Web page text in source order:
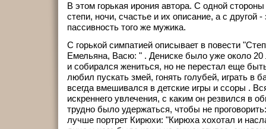
В этом горькая ирония автора. С одной стороны
степи, ночи, счастье и их описание, а с другой -
пассивность того же мужика.
С горькой симпатией описывает в повести
Емельяна, Васю: " . Дениске было уже около 20
и собирался жениться, но не перестал еще
любил пускать змей, гонять голубей, играть в
всегда вмешивался в детские игры и ссоры .
искреннего увлечения, с каким он резвился в
трудно было удержаться, чтобы не
лучше портрет Кирюхи: "Кирюха хохотал и